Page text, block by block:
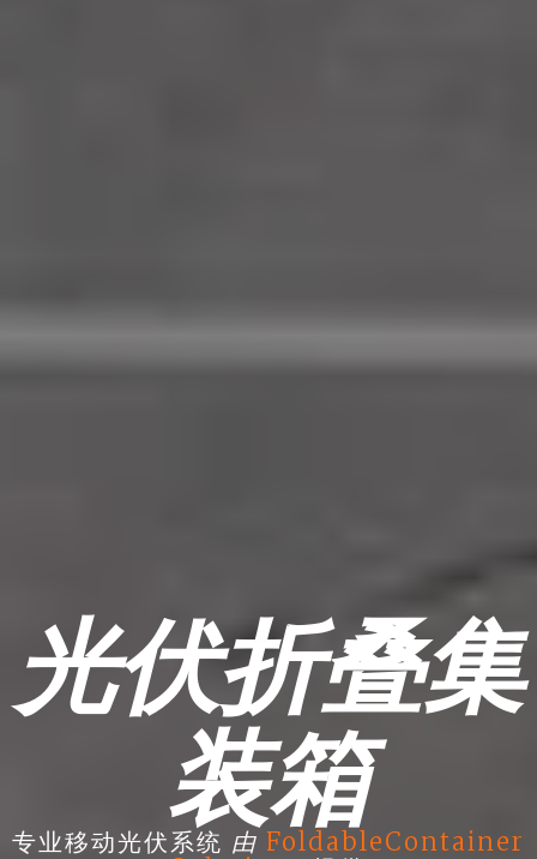
光伏折叠集
装箱
专业移动光伏系统 由 FoldableContainer